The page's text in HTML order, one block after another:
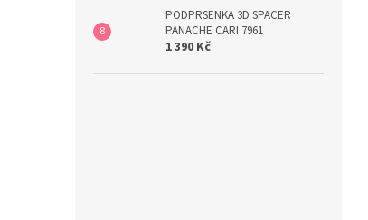
PODPRSENKA 3D SPACER
PANACHE CARI 7961
1 390 Kč